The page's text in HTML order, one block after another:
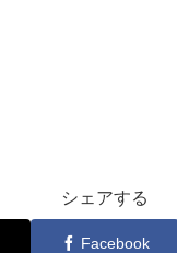
シェアする
Facebook